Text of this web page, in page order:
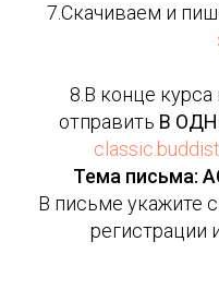
7.Скачиваем и
8.В конце
отправить В
Тема письма:
В письме укажите
регистрации